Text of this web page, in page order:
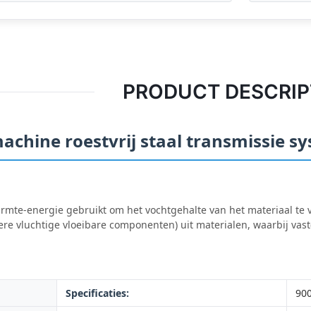
PRODUCT
roestvrij staal transmissie
energie gebruikt om het vochtgehalte van het materiaal
vluchtige vloeibare componenten) uit materialen, waarbij
Specificaties: